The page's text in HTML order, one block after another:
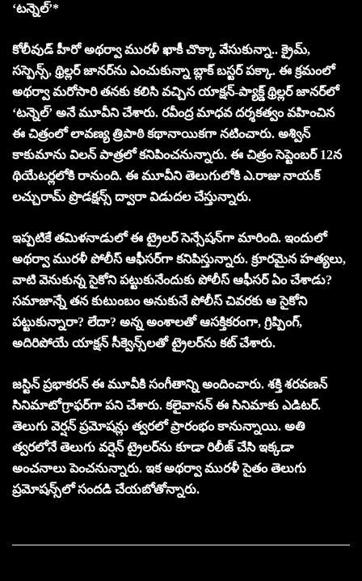
‘టన్నెల్’*
కోలీవుడ్ హీరో అథర్వా మురళీ ఖాకీ చొక్కా వేసుకున్నా.. క్రైమ్,
సస్పెన్స్, థ్రిల్లర్ జానర్‌ను ఎంచుకున్నా బ్లాక్ బస్టర్ పక్కా. ఈ క్రమంలో
అథర్వా మరోసారి తనకు కలిసి వచ్చిన యాక్షన్-ప్యాక్డ్ థ్రిల్లర్ జానర్‌లో
‘టన్నెల్‌’ అనే మూవీని చేశారు. రవీంద్ర మాధవ దర్శకత్వం వహించిన
ఈ చిత్రంలో లావణ్య త్రిపాఠి కథానాయికగా నటించారు. అశ్విన్
కాకుమాను విలన్ పాత్రలో కనిపించనున్నారు. ఈ చిత్రం సెప్టెంబర్ 12న
థియేటర్లలోకి రానుంది. ఈ మూవీని తెలుగులోకి ఎ.రాజు నాయక్
లచ్చురామ్ ప్రొడక్షన్స్ ద్వారా విడుదల చేస్తున్నారు.
ఇప్పటికే తమిళనాడులో ఈ ట్రైలర్ సెన్సేషన్‌గా మారింది. ఇందులో
అథర్వా మురళీ పోలీస్ ఆఫీసర్‌గా కనిపిస్తున్నారు. క్రూరమైన హత్యలు,
వాటి వెనుకున్న సైకోని పట్టుకునేందుకు పోలీస్ ఆఫీసర్ ఏం చేశాడు?
సమాజాన్నే తన కుటుంబం అనుకునే పోలీస్ చివరకు ఆ సైకోని
పట్టుకున్నారా? లేదా? అన్న అంశాలతో ఆసక్తికరంగా, గ్రిప్పింగ్,
అదిరిపోయే యాక్షన్ సీక్వెన్స్‌లతో ట్రైలర్‌ను కట్ చేశారు.
జస్టిన్ ప్రభాకరన్ ఈ మూవీకి సంగీతాన్ని అందించారు. శక్తి శరవణన్
సినిమాటోగ్రాఫర్‌గా పని చేశారు. కలైవానన్ ఈ సినిమాకు ఎడిటర్.
తెలుగు వెర్షన్ ప్రమోషన్లు త్వరలో ప్రారంభం కానున్నాయి. అతి
త్వరలోనే తెలుగు వర్షెన్ ట్రైలర్‌ను కూడా రిలీజ్ చేసి ఇక్కడా
అంచనాలు పెంచనున్నారు. ఇక అథర్వా మురళీ సైతం తెలుగు
ప్రమోషన్స్‌లో సందడి చేయబోతోన్నారు.